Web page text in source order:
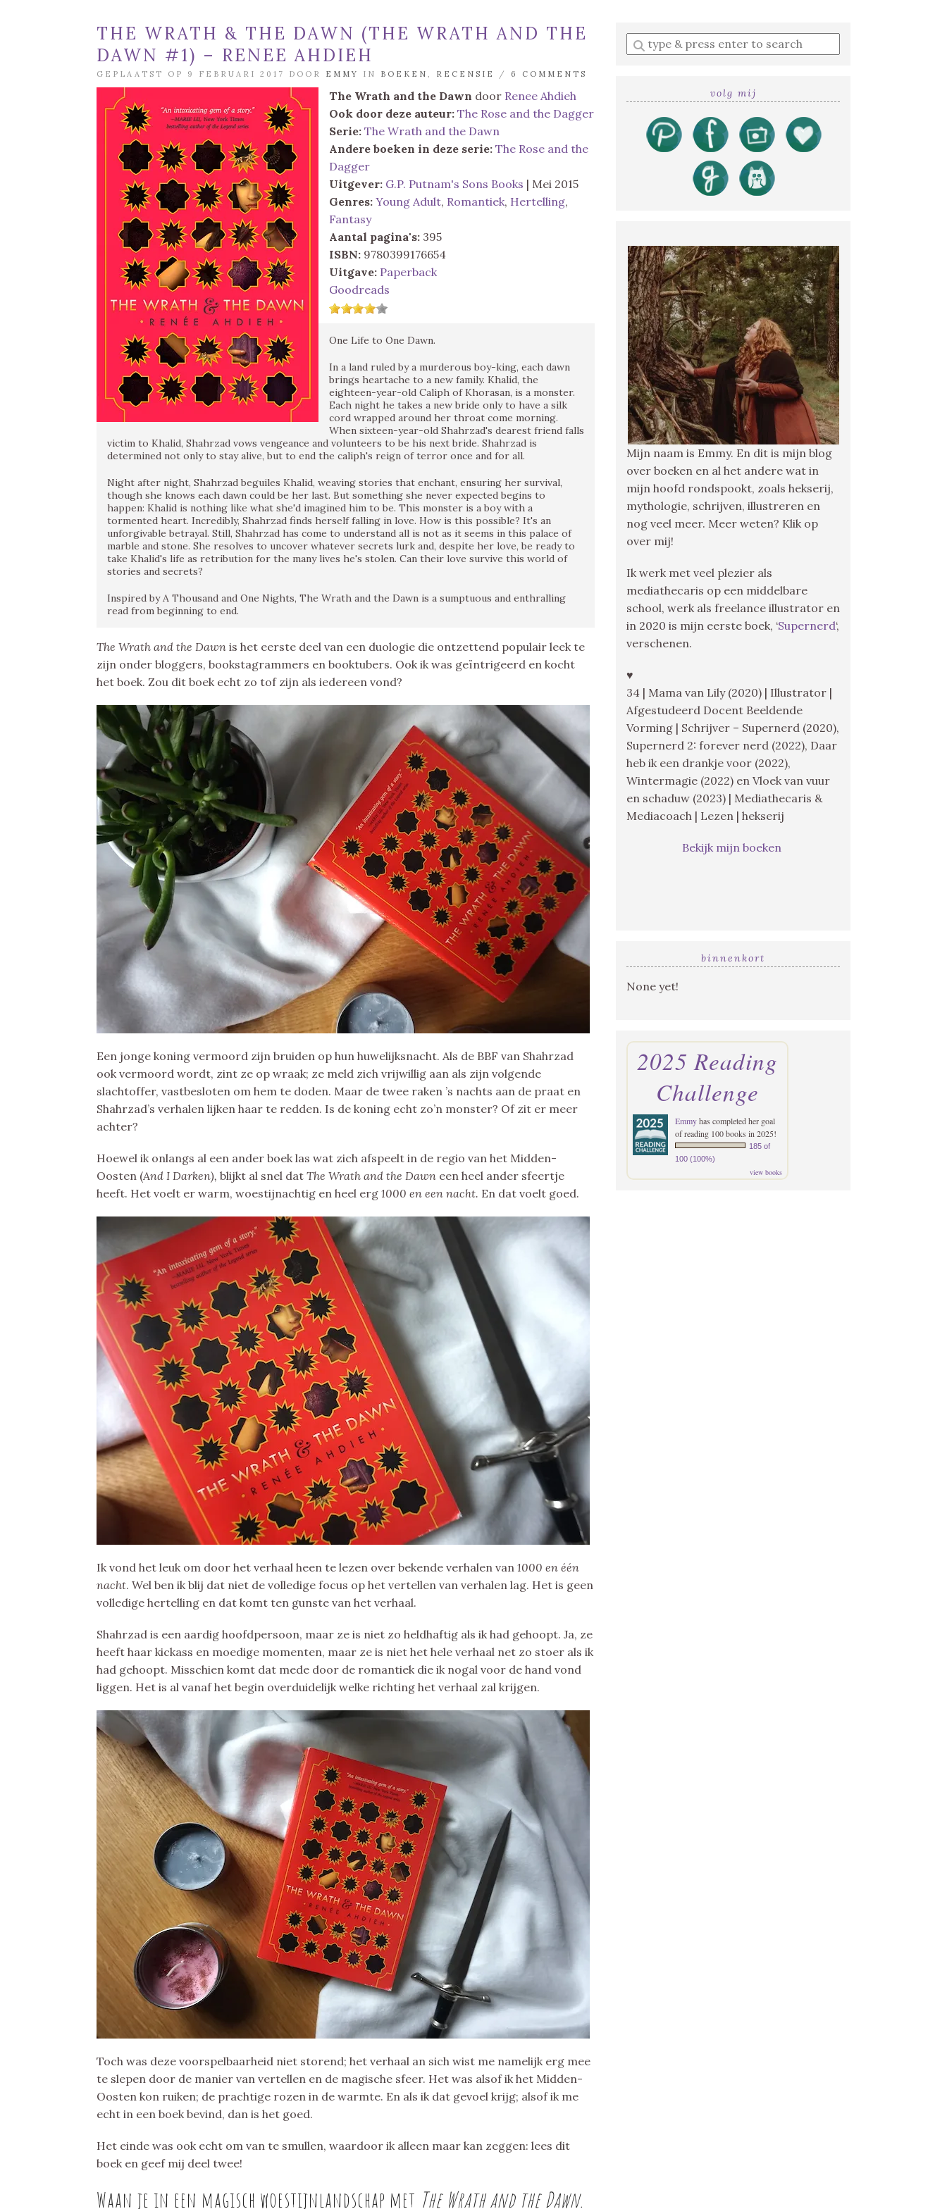
THE WRATH & THE DAWN (THE WRATH AND THE
DAWN #1) – RENEE AHDIEH
GEPLAATST OP 9 FEBRUARI 2017 DOOR EMMY IN BOEKEN , RECENSIE / 6 COMMENTS
The Wrath and the Dawn door Renee Ahdieh
Ook door deze auteur: The Rose and the Dagger
Serie: The Wrath and the Dawn
Andere boeken in deze serie: The Rose and the
Dagger
Uitgever: G.P. Putnam's Sons Books | Mei 2015
Genres: Young Adult, Romantiek, Hertelling,
Fantasy
Aantal pagina's: 395
ISBN: 9780399176654
Uitgave: Paperback
Goodreads
One Life to One Dawn.
In a land ruled by a murderous boy-king, each dawn
brings heartache to a new family. Khalid, the
eighteen-year-old Caliph of Khorasan, is a monster.
Each night he takes a new bride only to have a silk
cord wrapped around her throat come morning.
When sixteen-year-old Shahrzad's dearest friend falls
victim to Khalid, Shahrzad vows vengeance and volunteers to be his next bride. Shahrzad is
determined not only to stay alive, but to end the caliph's reign of terror once and for all.
Night after night, Shahrzad beguiles Khalid, weaving stories that enchant, ensuring her survival,
though she knows each dawn could be her last. But something she never expected begins to
happen: Khalid is nothing like what she'd imagined him to be. This monster is a boy with a
tormented heart. Incredibly, Shahrzad finds herself falling in love. How is this possible? It's an
unforgivable betrayal. Still, Shahrzad has come to understand all is not as it seems in this palace of
marble and stone. She resolves to uncover whatever secrets lurk and, despite her love, be ready to
take Khalid's life as retribution for the many lives he's stolen. Can their love survive this world of
stories and secrets?
Inspired by A Thousand and One Nights, The Wrath and the Dawn is a sumptuous and enthralling
read from beginning to end.
The Wrath and the Dawn is het eerste deel van een duologie die ontzettend populair leek te
zijn onder bloggers, bookstagrammers en booktubers. Ook ik was geïntrigeerd en kocht
het boek. Zou dit boek echt zo tof zijn als iedereen vond?
Een jonge koning vermoord zijn bruiden op hun huwelijksnacht. Als de BBF van Shahrzad
ook vermoord wordt, zint ze op wraak; ze meld zich vrijwillig aan als zijn volgende
slachtoffer, vastbesloten om hem te doden. Maar de twee raken ’s nachts aan de praat en
Shahrzad’s verhalen lijken haar te redden. Is de koning echt zo’n monster? Of zit er meer
achter?
Hoewel ik onlangs al een ander boek las wat zich afspeelt in de regio van het Midden-
Oosten (And I Darken), blijkt al snel dat The Wrath and the Dawn een heel ander sfeertje
heeft. Het voelt er warm, woestijnachtig en heel erg 1000 en een nacht. En dat voelt goed.
Ik vond het leuk om door het verhaal heen te lezen over bekende verhalen van 1000 en één
nacht. Wel ben ik blij dat niet de volledige focus op het vertellen van verhalen lag. Het is geen
volledige hertelling en dat komt ten gunste van het verhaal.
Shahrzad is een aardig hoofdpersoon, maar ze is niet zo heldhaftig als ik had gehoopt. Ja, ze
heeft haar kickass en moedige momenten, maar ze is niet het hele verhaal net zo stoer als ik
had gehoopt. Misschien komt dat mede door de romantiek die ik nogal voor de hand vond
liggen. Het is al vanaf het begin overduidelijk welke richting het verhaal zal krijgen.
Toch was deze voorspelbaarheid niet storend; het verhaal an sich wist me namelijk erg mee
te slepen door de manier van vertellen en de magische sfeer. Het was alsof ik het Midden-
Oosten kon ruiken; de prachtige rozen in de warmte. En als ik dat gevoel krijg; alsof ik me
echt in een boek bevind, dan is het goed.
Het einde was ook echt om van te smullen, waardoor ik alleen maar kan zeggen: lees dit
boek en geef mij deel twee!
Waan je in een magisch woestijnlandschap met The Wrath and the Dawn.
Enter
a
volg mij
Mijn naam is Emmy. En dit is mijn blog
over boeken en al het andere wat in
mijn hoofd rondspookt, zoals hekserij,
mythologie, schrijven, illustreren en
nog veel meer. Meer weten? Klik op
over mij!
Ik werk met veel plezier als
mediathecaris op een middelbare
school, werk als freelance illustrator en
in 2020 is mijn eerste boek, ‘Supernerd‘,
verschenen.
♥
34 | Mama van Lily (2020) | Illustrator |
Afgestudeerd Docent Beeldende
Vorming | Schrijver – Supernerd (2020),
Supernerd 2: forever nerd (2022), Daar
heb ik een drankje voor (2022),
Wintermagie (2022) en Vloek van vuur
en schaduw (2023) | Mediathecaris &
Mediacoach | Lezen | hekserij
Bekijk mijn boeken
binnenkort
None yet!
2025 Reading
Challenge
Emmyhas completed her goal
of reading 100 books in 2025!
185 of
100 (100%)
view books